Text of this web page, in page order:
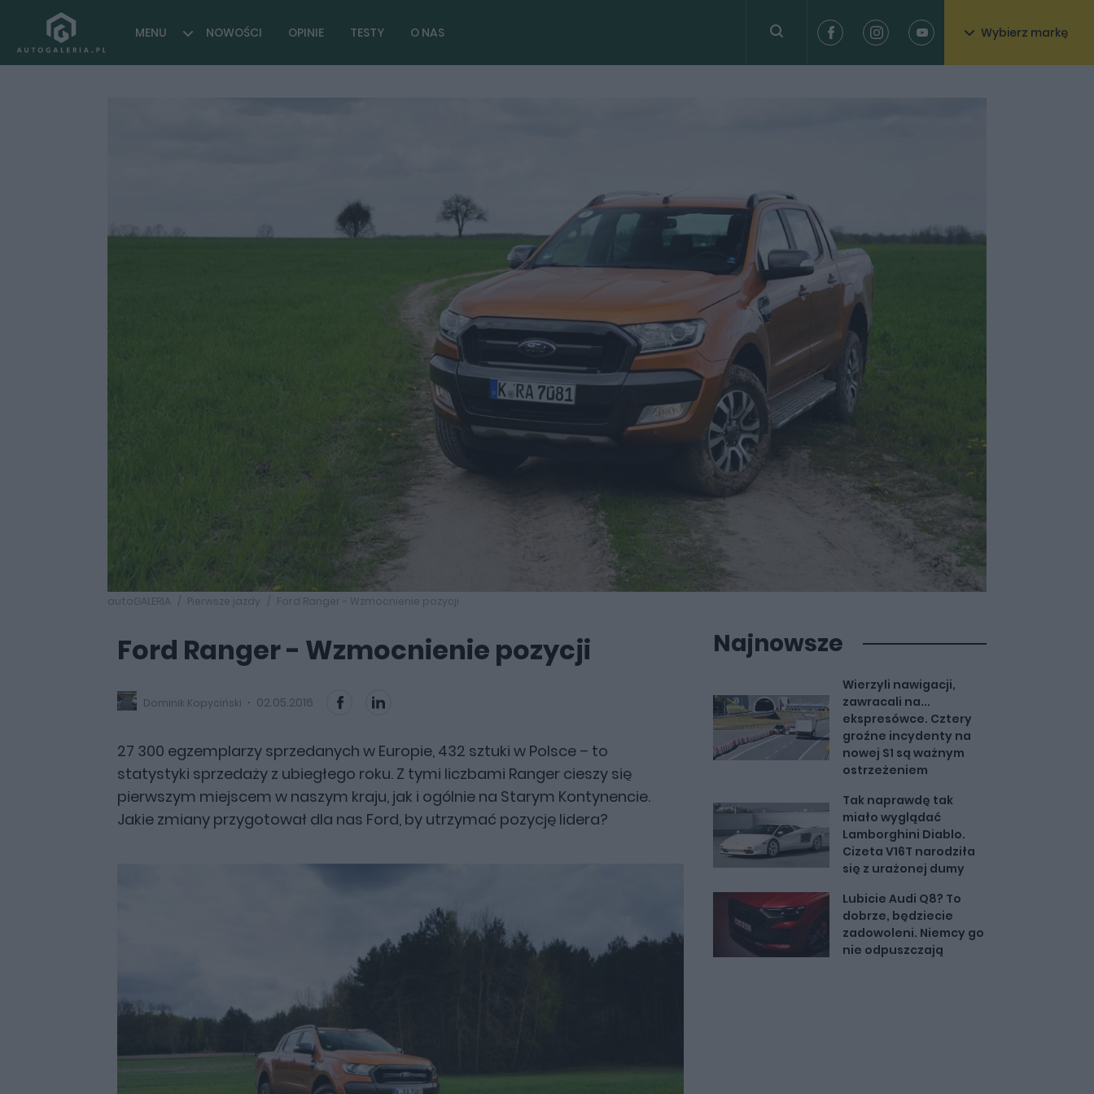
MENU NOWOŚCI OPINIE TESTY O NAS Wybierz markę
autoGALERIA Pierwsze jazdy Ford Ranger - Wzmocnienie pozycji
Ford Ranger - Wzmocnienie pozycji
Dominik Kopyciński 02.05.2016
27 300 egzemplarzy sprzedanych w Europie, 432 sztuki w Polsce – to
statystyki sprzedaży z ubiegłego roku. Z tymi liczbami Ranger cieszy się
pierwszym miejscem w naszym kraju, jak i ogólnie na Starym Kontynencie.
Jakie zmiany przygotował dla nas Ford, by utrzymać pozycję lidera?
Najnowsze
Wierzyli nawigacji,
zawracali na...
ekspresówce. Cztery
groźne incydenty na
nowej S1 są ważnym
ostrzeżeniem
Tak naprawdę tak
miało wyglądać
Lamborghini Diablo.
Cizeta V16T narodziła
się z urażonej dumy
Lubicie Audi Q8? To
dobrze, będziecie
zadowoleni. Niemcy go
nie odpuszczają